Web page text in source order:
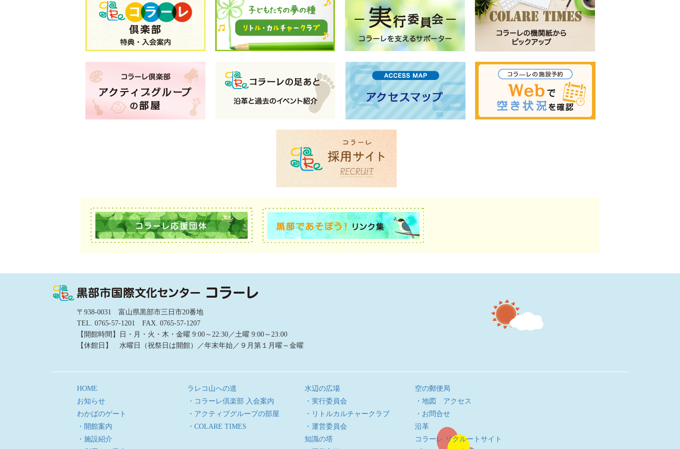
〒938-0031 富山県黒部市三日市20番地
TEL. 0765-57-1201 FAX. 0765-57-1207
【開館時間】日・月・火・木・金曜 9:00～22:30／土曜 9:00～23:00
【休館日】 水曜日（祝祭日は開館）／年末年始／９月第１月曜～金曜
HOME
お知らせ
わかばのゲート
・開館案内
・施設紹介
ラレコ山への道
・コラーレ倶楽部 入会案内
・アクティブグループの部屋
・COLARE TIMES
水辺の広場
・実行委員会
・リトルカルチャークラブ
・運営委員会
知識の塔
空の郵便局
・地図 アクセス
・お問合せ
沿革
コラーレ リクルートサイト